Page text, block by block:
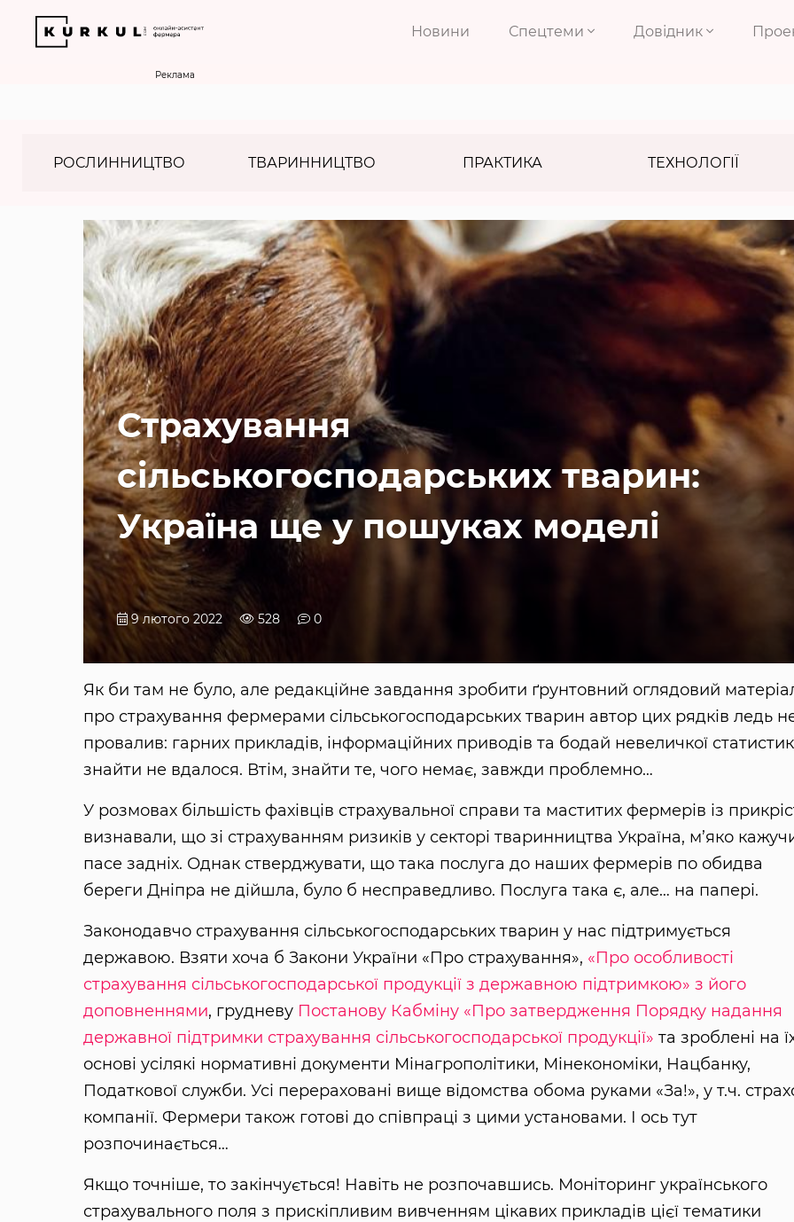
Новини Спецтеми Довідник
Реклама
РОСЛИННИЦТВО ТВАРИННИЦТВО ПРАКТИКА ТЕХНОЛОГІЇ
Страхування
сільськогосподарських тварин:
Україна ще у пошуках моделі
9 лютого 2022 528 0
Як би там не було, але редакційне завдання зробити ґрунтовний оглядовий
про страхування фермерами сільськогосподарських тварин автор цих рядків ледь
провалив: гарних прикладів, інформаційних приводів та бодай невеличкої
знайти не вдалося. Втім, знайти те, чого немає, завжди проблемно…
У розмовах більшість фахівців страхувальної справи та маститих фермерів із
визнавали, що зі страхуванням ризиків у секторі тваринництва Україна, м’яко
пасе задніх. Однак стверджувати, що така послуга до наших фермерів по обидва
береги Дніпра не дійшла, було б несправедливо. Послуга така є, але… на папері.
Законодавчо страхування сільськогосподарських тварин у нас підтримується
державою. Взяти хоча б Закони України «Про страхування», «Про особливості
страхування сільськогосподарської продукції з державною підтримкою» з його
доповненнями, грудневу Постанову Кабміну «Про затвердження Порядку надання
державної підтримки страхування сільськогосподарської продукції» та зроблені на
основі усілякі нормативні документи Мінагрополітики, Мінекономіки, Нацбанку,
Податкової служби. Усі перераховані вище відомства обома руками «За!», у т.ч.
компанії. Фермери також готові до співпраці з цими установами. І ось тут
розпочинається…
Якщо точніше, то закінчується! Навіть не розпочавшись. Моніторинг українського
страхувального поля з прискіпливим вивченням цікавих прикладів цієї тематики